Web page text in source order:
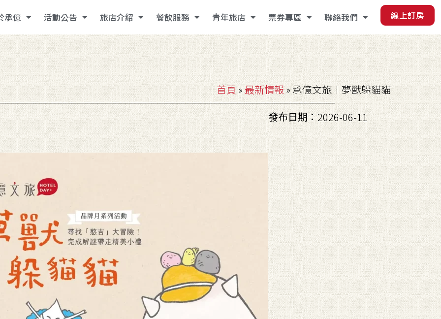
承億 活動公告 旅店介紹 餐飲服務 青年旅店 票券專區 聯絡我們 線上訂房
首頁»最新情報»承億文旅︱夢獸躲貓貓
發布日期：2026-06-11